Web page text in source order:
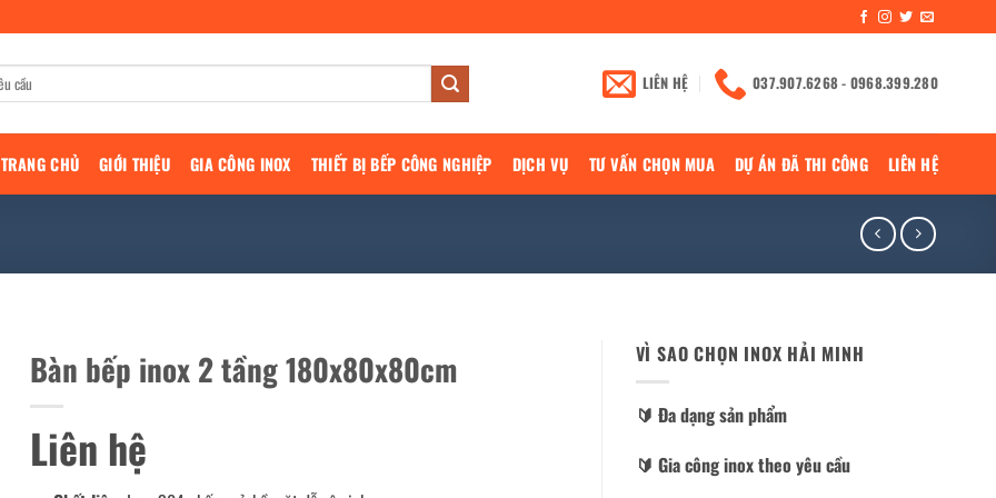
LIÊN HỆ 037.907.6268 - 0968.399.280
TRANG CHỦ GIỚI THIỆU GIA CÔNG INOX THIẾT BỊ BẾP CÔNG NGHIỆP DỊCH VỤ TƯ VẤN CHỌN MUA DỰ ÁN ĐÃ THI CÔNG LIÊN HỆ
Bàn bếp inox 2 tầng 180x80x80cm
Liên hệ
VÌ SAO CHỌN INOX HẢI MINH
🔰️ Đa dạng sản phẩm
🔰️ Gia công inox theo yêu cầu